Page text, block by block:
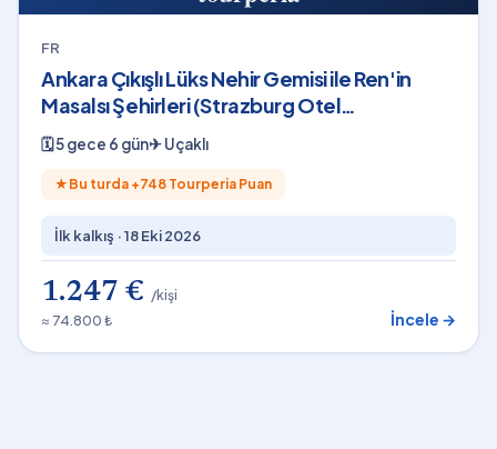
FR
Ankara Çıkışlı Lüks Nehir Gemisi ile Ren'in
Masalsı Şehirleri (Strazburg Otel
Konaklamalı)
🗓5 gece 6 gün✈Uçaklı
★ Bu turda +748 Tourperia Puan
İlk kalkış ·18 Eki 2026
1.247 € /kişi
≈ 74.800 ₺
İncele →